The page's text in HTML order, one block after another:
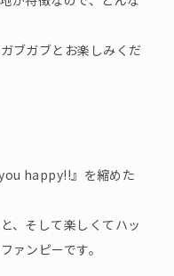
ブガブとお楽しみくだ
happy!!』を縮めた
、そして楽しくてハッ
ァンピーです。